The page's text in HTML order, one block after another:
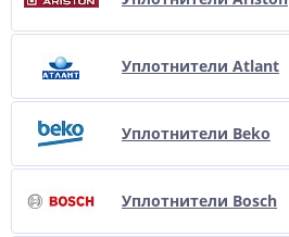
Уплотнители Atlant
Уплотнители Beko
Уплотнители Bosch